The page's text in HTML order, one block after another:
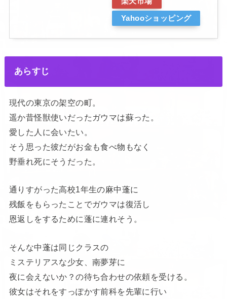
Yahooショッピング
あらすじ
現代の東京の架空の町。
遥か昔怪獣使いだったガウマは蘇った。
愛した人に会いたい。
そう思った彼だがお金も食べ物もなく
野垂れ死にそうだった。
通りすがった高校1年生の麻中蓬に
残飯をもらったことでガウマは復活し
恩返しをするために蓬に連れそう。
そんな中蓬は同じクラスの
ミステリアスな少女、南夢芽に
夜に会えないか？の待ち合わせの依頼を受ける。
彼女はそれをすっぽかす前科を先輩に行い